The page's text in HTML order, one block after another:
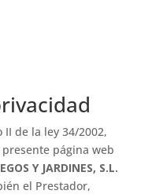
de la ley 34/2002,
presente página web
Y JARDINES, S.L.
el Prestador,